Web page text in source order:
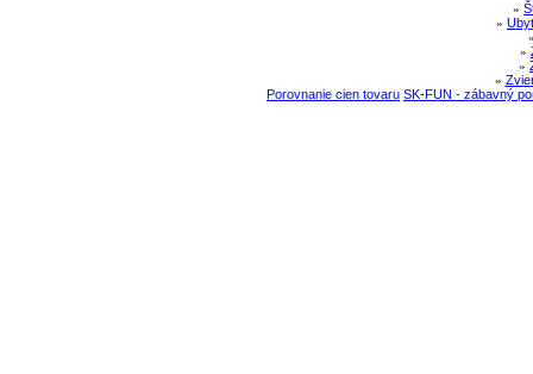
»
»
»
»
»
Porovnanie cien tovaru SK-FUN - zábavný